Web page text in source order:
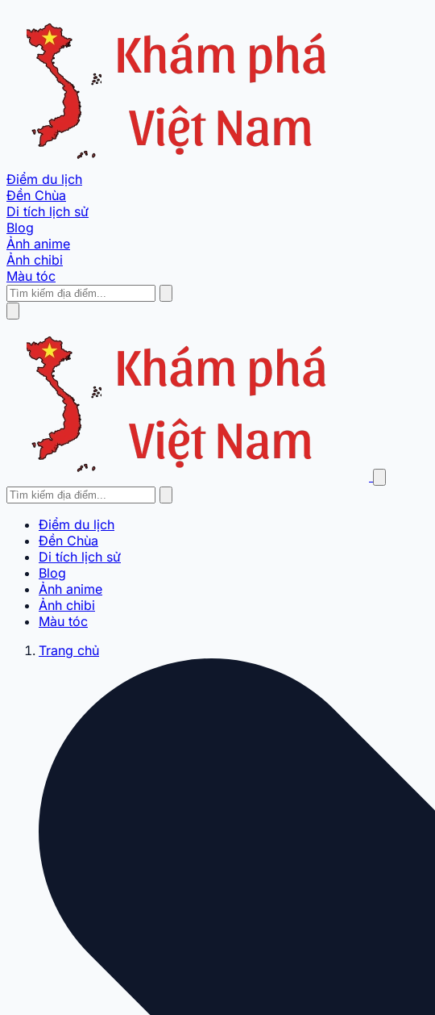
Điểm du lịch
Đền Chùa
Di tích lịch sử
Blog
Ảnh anime
Ảnh chibi
Màu tóc
Điểm du lịch
Đền Chùa
Di tích lịch sử
Blog
Ảnh anime
Ảnh chibi
Màu tóc
Trang chủ